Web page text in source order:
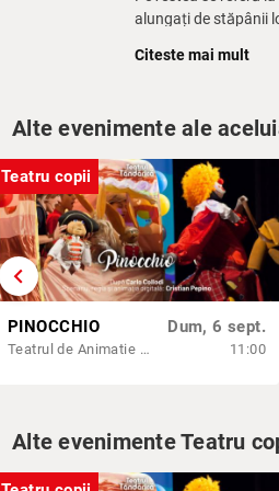
alungați de stăpânii
unor tâlhari. Cele
Citeste mai mult
Alte evenimente ale
chevron_left
Teatru copii
PINOCCHIO
Teatrul de Animatie Țăndărică - Sala Lahovari
Dum, 6 sept.
11:00
Alte evenimente Teatru